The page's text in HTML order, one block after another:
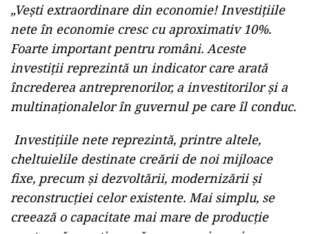
„Veşti extraordinare din economie! Investiţiile
nete în economie cresc cu aproximativ 10%.
Foarte important pentru români. Aceste
investiţii reprezintă un indicator care arată
încrederea antreprenorilor, a investitorilor şi a
multinaţionalelor în guvernul pe care îl conduc.
Investiţiile nete reprezintă, printre altele,
cheltuielile destinate creării de noi mijloace
fixe, precum şi dezvoltării, modernizării şi
reconstrucţiei celor existente. Mai simplu, se
creează o capacitate mai mare de producţie